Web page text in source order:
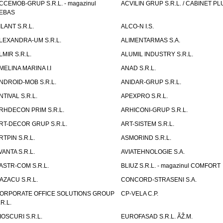
GRUP S.R.L. - magazinul
ACVILIN GRUP S.R.L. / CABINET
S.R.L.
ALCO-N I.S.
UM S.R.L.
ALIMENTARMAS S.A.
S.R.L.
ALUMIL INDUSTRY S.R.L.
MARINA I.I
ANAD S.R.L.
MOB S.R.L.
ANIDAR-GRUP S.R.L.
S.R.L.
APEXPRO S.R.L.
PRIM S.R.L.
ARHICONI-GRUP S.R.L.
DECOR GRUP S.R.L.
ART-SISTEM S.R.L.
S.R.L.
ASMORIND S.R.L.
S.R.L.
AVIATEHNOLOGIE S.A.
COM S.R.L.
BLIUZ S.R.L. - magazinul COMFORT
S.R.L.
CONCORD-STRASENI S.A.
OFFICE SOLUTIONS GROUP
CP-VELA C.P.
S.R.L. EUROFASAD S.R.L. ÃŽ.M.